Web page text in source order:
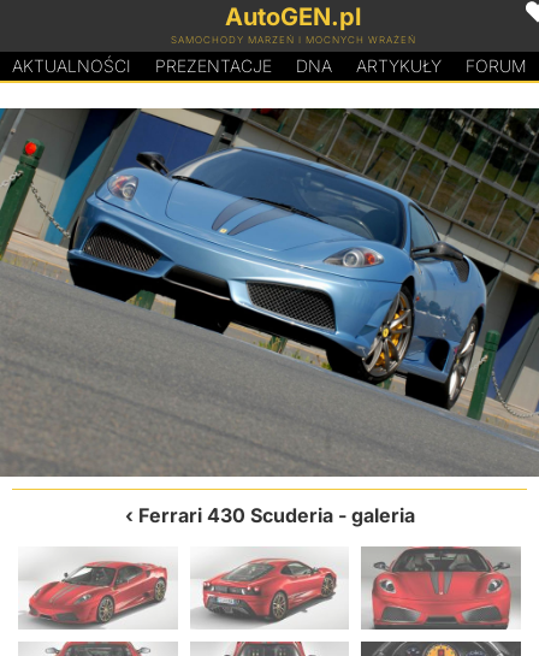
AutoGEN.pl
SAMOCHODY MARZEŃ I MOCNYCH WRAŻEŃ
AKTUALNOŚCI PREZENTACJE DNA ARTYKUŁY FORUM
Ferrari 430 Scuderia- galeria